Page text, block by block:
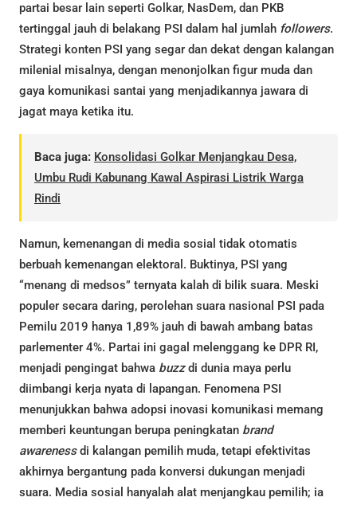
partai besar lain seperti Golkar, NasDem, dan PKB
tertinggal jauh di belakang PSI dalam hal jumlah followers.
Strategi konten PSI yang segar dan dekat dengan kalangan
milenial misalnya, dengan menonjolkan figur muda dan
gaya komunikasi santai yang menjadikannya jawara di
jagat maya ketika itu.
Baca juga: Konsolidasi Golkar Menjangkau Desa,
Umbu Rudi Kabunang Kawal Aspirasi Listrik Warga
Rindi
Namun, kemenangan di media sosial tidak otomatis
berbuah kemenangan elektoral. Buktinya, PSI yang
“menang di medsos” ternyata kalah di bilik suara. Meski
populer secara daring, perolehan suara nasional PSI pada
Pemilu 2019 hanya 1,89% jauh di bawah ambang batas
parlementer 4%. Partai ini gagal melenggang ke DPR RI,
menjadi pengingat bahwa buzzdi dunia maya perlu
diimbangi kerja nyata di lapangan. Fenomena PSI
menunjukkan bahwa adopsi inovasi komunikasi memang
memberi keuntungan berupa peningkatan brand
awarenessdi kalangan pemilih muda, tetapi efektivitas
akhirnya bergantung pada konversi dukungan menjadi
suara. Media sosial hanyalah alat menjangkau pemilih; ia